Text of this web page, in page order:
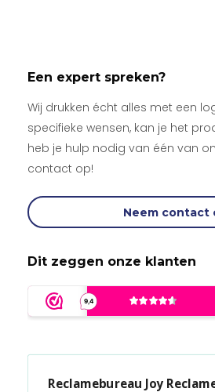
Een expert spreken?
Wij drukken écht alles met een
specifieke wensen, kan je het
heb je hulp nodig van één van
contact op!
Neem contact
Dit zeggen onze klanten
Reclamebureau Joy